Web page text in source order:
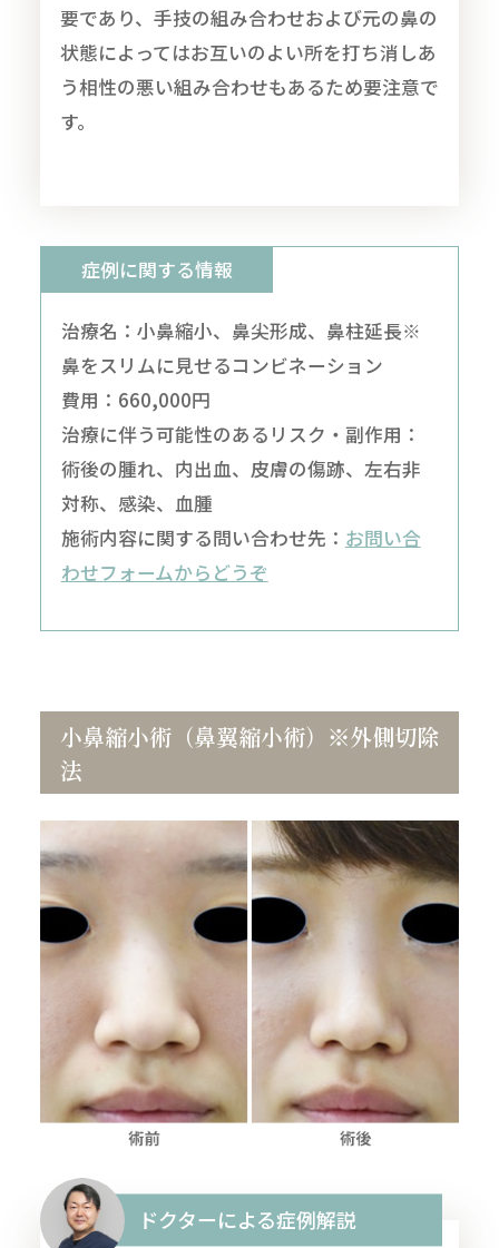
要であり、手技の組み合わせおよび元の鼻の
状態によってはお互いのよい所を打ち消しあ
う相性の悪い組み合わせもあるため要注意で
す。
症例に関する情報
治療名：小鼻縮小、鼻尖形成、鼻柱延長※
鼻をスリムに見せるコンビネーション
費用：660,000円
治療に伴う可能性のあるリスク・副作用：
術後の腫れ、内出血、皮膚の傷跡、左右非
対称、感染、血腫
施術内容に関する問い合わせ先： お問い合
わせフォームからどうぞ
小鼻縮小術（鼻翼縮小術）※外側切除
法
ドクターによる症例解説